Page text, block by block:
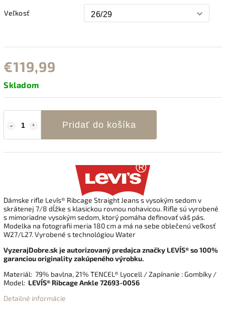
Veľkosť
€119,99
Skladom
Pridať do košíka
Dámske rifle Levi´s® Ribcage Straight Jeanss vysokým sedom v
skrátenej 7/8 dĺžke s klasickou rovnou nohavicou. Rifle sú vyrobené
s mimoriadne vysokým sedom, ktorý pomáha definovať váš pás.
Modelka na fotografii meria 180 cm a má na sebe oblečenú veľkosť
W27/L27.Vyrobené s technológiou Water
VyzerajDobre.sk je autorizovaný predajca značky LEVI´S® so 100%
garanciou originality zakúpeného výrobku.
Materiál: 79% bavlna, 21% TENCEL® Lyocell / Zapínanie : Gombíky /
Model: LEVI´S® Ribcage Ankle 72693-0056
Detailné informácie